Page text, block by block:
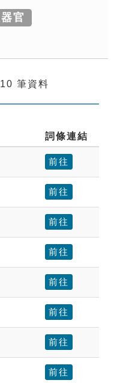
官
筆資料
詞條連結
前往
前往
前往
前往
前往
前往
前往
前往